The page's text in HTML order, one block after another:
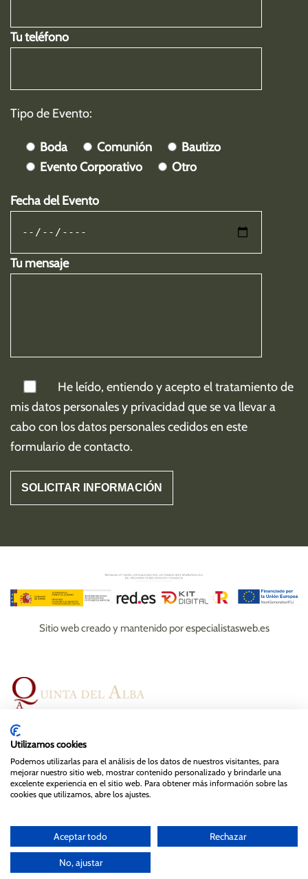
Tu teléfono
Tipo de Evento:
Boda Comunión
Bautizo
Evento Corporativo
Otro
Fecha del Evento
Tu mensaje
He leído, entiendo y acepto el tratamiento de
misdatos personales y privacidad que se va llevar a
cabo con los datos personales cedidos en este
formulario de contacto.
Sitio web creado y mantenido porespecialistasweb.es
Magazine
Contacto
Aviso legal
Política de privacidad y cookies
Utilizamos cookies
Podemos utilizarlas para el análisis de los datos de nuestros visitantes, para
mejorar nuestro sitio web, mostrar contenido personalizado y brindarle una
excelente experiencia en el sitio web. Para obtener más información sobre las
cookies que utilizamos, abre los ajustes.
Aceptar todo Rechazar
No, ajustar